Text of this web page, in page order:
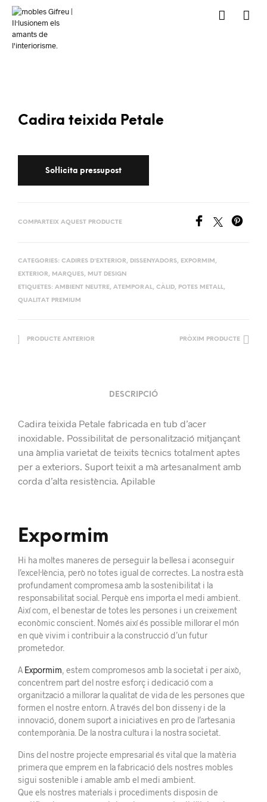
Cadira teixida Petale
COMPARTEIX AQUEST PRODUCTE
CATEGORIES: CADIRES D'EXTERIOR, DISSENYADORS, EXPORMIM ,
EXTERIOR, MARQUES, MUT DESIGN
ETIQUETES: AMBIENT NEUTRE, ATEMPORAL, CÀLID, POTES METALL,
QUALITAT PREMIUM
PRODUCTE ANTERIOR PRÒXIM PRODUCTE
DESCRIPCIÓ
Cadira teixida Petale fabricada en tub d’acer
inoxidable. Possibilitat de personalització mitjançant
una àmplia varietat de teixits tècnics totalment aptes
per a exteriors. Suport teixit a mà artesanalment amb
corda d’alta resistència. Apilable
Expormim
Hi ha moltes maneres de perseguir la bellesa i aconseguir
l’excel·lència, però no totes igual de correctes. La nostra està
profundament compromesa amb la sostenibilitat i la
responsabilitat social. Perquè ens importa el medi ambient.
Així com, el benestar de totes les persones i un creixement
econòmic conscient. Només així és possible millorar el món
en què vivim i contribuir a la construcció d’un futur
prometedor.
A Expormim , estem compromesos amb la societat i per això,
concentrem part del nostre esforç i dedicació com a
organització a millorar la qualitat de vida de les persones que
formen el nostre entorn. A través del bon disseny i de la
innovació, donem suport a iniciatives en pro de l’artesania
contemporània. De la nostra cultura i la nostra societat.
Dins del nostre projecte empresarial és vital que la matèria
primera que emprem en la fabricació dels nostres mobles
sigui sostenible i amable amb el medi ambient.
Que els nostres materials i procediments disposin de